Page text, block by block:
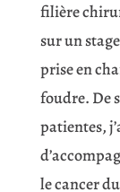
filière
sur un
prise en
foudre. De
patientes,
le cancer